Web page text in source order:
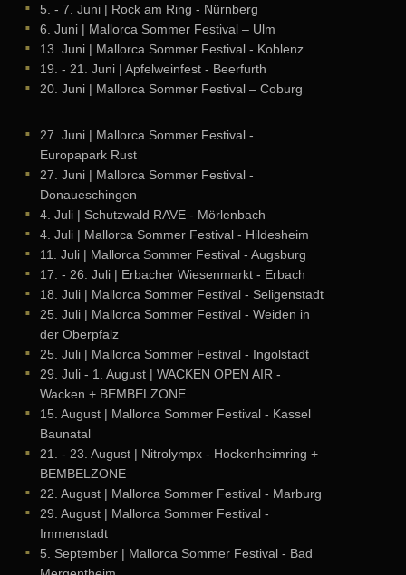
5. - 7. Juni | Rock am Ring - Nürnberg
6. Juni | Mallorca Sommer Festival – Ulm
13. Juni | Mallorca Sommer Festival - Koblenz
19. - 21. Juni | Apfelweinfest - Beerfurth
20. Juni | Mallorca Sommer Festival – Coburg
27. Juni | Mallorca Sommer Festival -
Europapark Rust
27. Juni | Mallorca Sommer Festival -
Donaueschingen
4. Juli | Schutzwald RAVE - Mörlenbach
4. Juli | Mallorca Sommer Festival - Hildesheim
11. Juli | Mallorca Sommer Festival - Augsburg
17. - 26. Juli | Erbacher Wiesenmarkt - Erbach
18. Juli | Mallorca Sommer Festival - Seligenstadt
25. Juli | Mallorca Sommer Festival - Weiden in
der Oberpfalz
25. Juli | Mallorca Sommer Festival - Ingolstadt
29. Juli - 1. August | WACKEN OPEN AIR -
Wacken + BEMBELZONE
15. August | Mallorca Sommer Festival - Kassel
Baunatal
21. - 23. August | Nitrolympx - Hockenheimring +
BEMBELZONE
22. August | Mallorca Sommer Festival - Marburg
29. August | Mallorca Sommer Festival -
Immenstadt
5. September | Mallorca Sommer Festival - Bad